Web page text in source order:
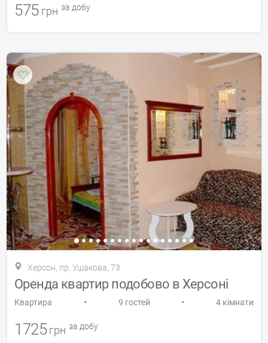
575 грн за добу
Херсон, пр. Ушакова, 73
Оренда квартир подобово в Херсоні
Квартира • 9 гостей • 4 кімнати
1725 грн за добу